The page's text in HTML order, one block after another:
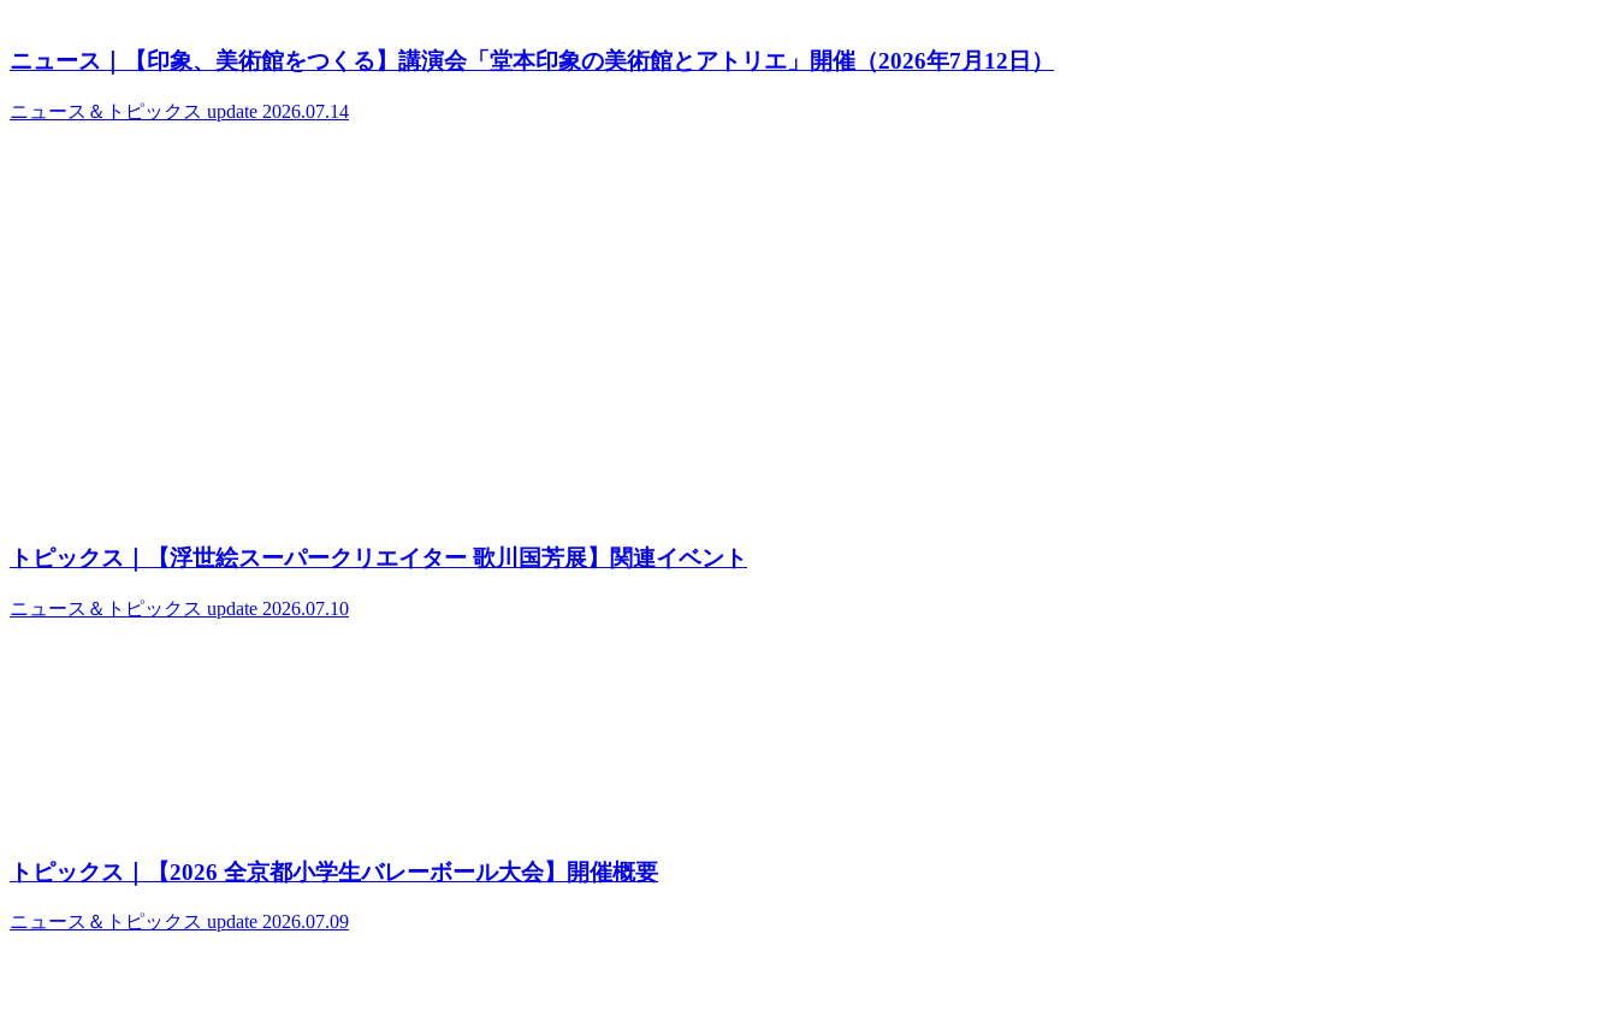
ニュース｜【印象、美術館をつくる】講演会「堂本印象の美術館とアトリエ」開催（2026年7月12日）
ニュース＆トピックス update 2026.07.14
トピックス｜【浮世絵スーパークリエイター 歌川国芳展】関連イベント
ニュース＆トピックス update 2026.07.10
トピックス｜【2026 全京都小学生バレーボール大会】開催概要
ニュース＆トピックス update 2026.07.09